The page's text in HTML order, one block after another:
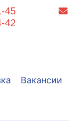
45
42
Вакансии